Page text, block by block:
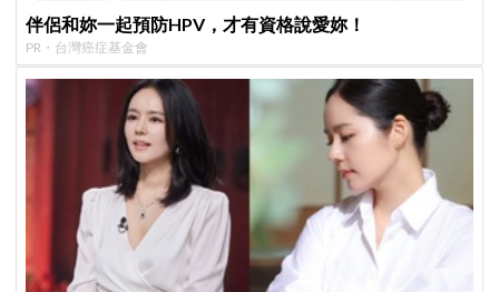
伴侶和妳一起預防HPV，才有資格說愛妳！
PR・台灣癌症基金會